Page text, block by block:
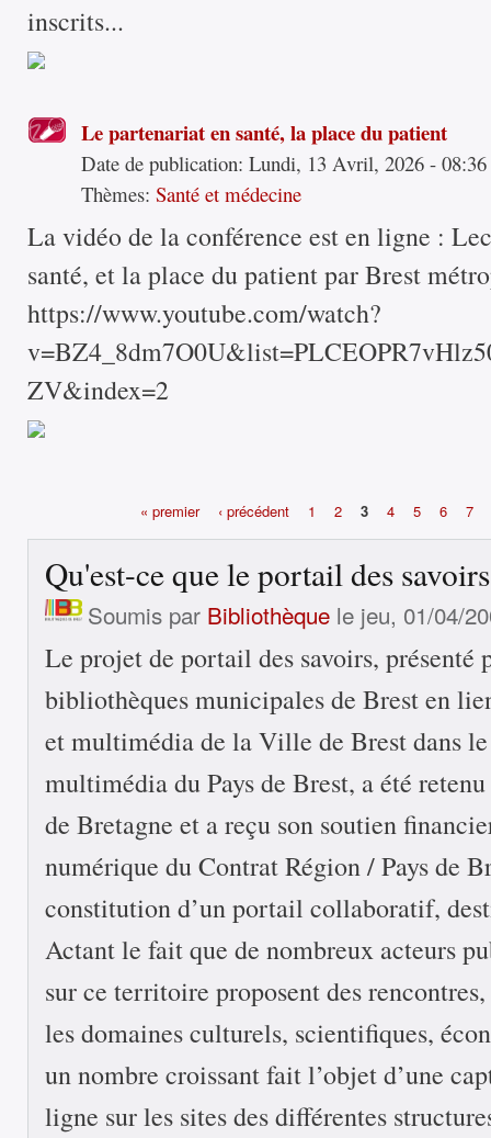
inscrits...
Le partenariat en santé, la place du patient
Date de publication:Lundi, 13 Avril, 2026 - 08:36
Thèmes:Santé et médecine
La vidéo de la conférence est en ligne :
santé, et la place du patient par Brest
https://www.youtube.com/watch?
ZV&index=2
« premier ‹ précédent 1 2 3 4 5 6 7
Qu'est-ce que le portail des
Soumis par Bibliothèquele jeu, 01/04/
Le projet de portail des savoirs, présenté
bibliothèques municipales de Brest en
et multimédia de la Ville de Brest dans
multimédia du Pays de Brest, a été
de Bretagne et a reçu son soutien
numérique du Contrat Région / Pays de
constitution d’un portail collaboratif,
Actant le fait que de nombreux acteurs
sur ce territoire proposent des
les domaines culturels, scientifiques,
un nombre croissant fait l’objet d’une
ligne sur les sites des différentes